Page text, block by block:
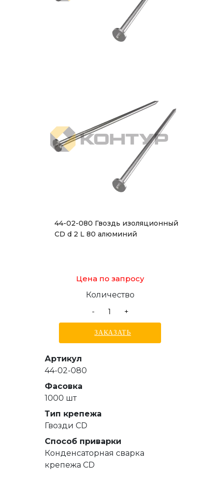
44-02-080 Гвоздь изоляционный
CD d 2 L 80 алюминий
Цена по запросу
Количество
-
+
ЗАКАЗАТЬ
Артикул
44-02-080
Фасовка
1000 шт
Тип крепежа
Гвозди СD
Способ приварки
Конденсаторная сварка
крепежа CD